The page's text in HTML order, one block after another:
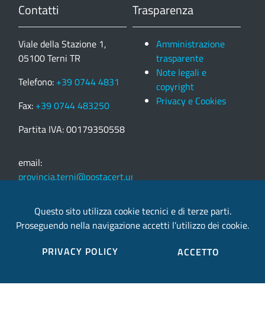
Contatti
Viale della Stazione 1,
05100 Terni TR
Telefono: +39 0744 4831
Fax: +39 0744 483250
Partita IVA: 00179350558
email:
provincia.terni@postacert.umbria.it
Trasparenza
Amministrazione
trasparente
Note legali e
copyright
Privacy e Cookies
Credits
Sito web realizzato in collaborazione con Gruppo
Elenco completo credits
Questo sito utilizza cookie tecnici e di terze parti.
Proseguendo nella navigazione accetti l’utilizzo dei cookie.
PRIVACY POLICY
ACCETTO